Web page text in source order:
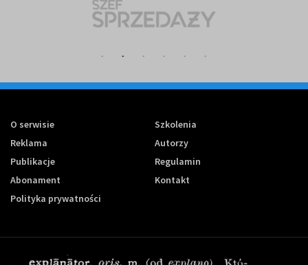
O serwisie
Szkolenia
Reklama
Autorzy
Publikacje
Regulamin
Abonament
Kontakt
Polityka prywatności